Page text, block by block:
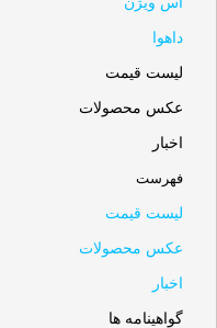
داهوا
لیست قیمت
عکس محصولات
اخبار
فهرست
لیست قیمت
عکس محصولات
اخبار
گواهینامه ها